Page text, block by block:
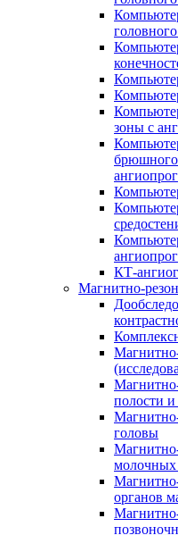
зоны с
брюшного
КТ-
Магнитно-
полости
головы
молочных
органов